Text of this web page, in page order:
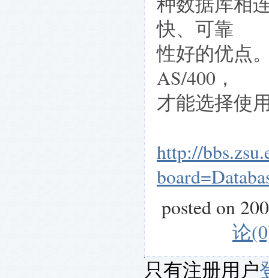
快、可靠
性好的优点
AS/400，
才能选择使
http://
posted on
论
只有注册用户